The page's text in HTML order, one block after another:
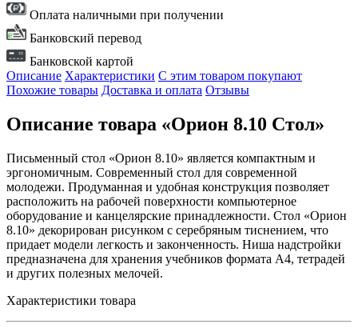
Оплата наличными при получении
Банковский перевод
Банковской картой
Описание Характеристики С этим товаром покупают
Похожие товары Доставка и оплата Отзывы
Описание товара «Орион 8.10 Стол»
Письменный стол «Орион 8.10» является компактным и
эргономичным. Современный стол для современной
молодежи. Продуманная и удобная конструкция позволяет
расположить на рабочей поверхности компьютерное
оборудование и канцелярские принадлежности. Стол «Орион
8.10» декорирован рисунком с серебряным тиснением, что
придает модели легкость и законченность. Ниша надстройки
предназначена для хранения учебников формата А4, тетрадей
и других полезных мелочей.
Характеристики товара